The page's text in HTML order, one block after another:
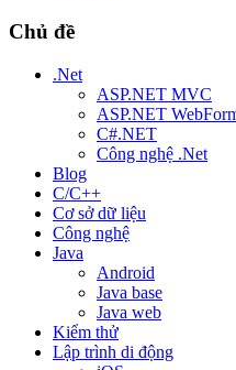
Chủ đề
.Net
ASP.NET MVC
ASP.NET
C#.NET
Công nghệ .Net
Blog
C/C++
Cơ sở dữ liệu
Công nghệ
Java
Android
Java base
Java web
Kiểm thử
Lập trình di động